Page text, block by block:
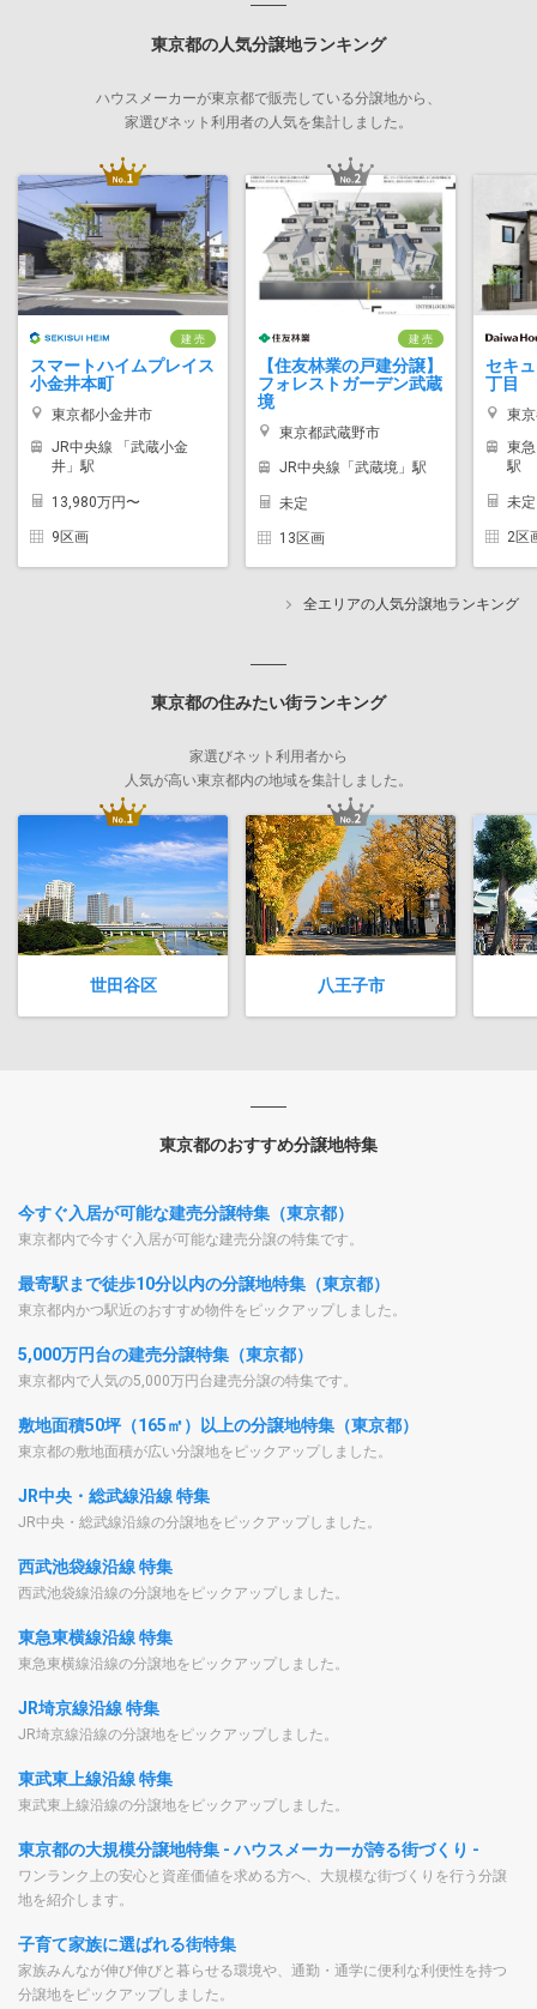
東京都の人気分譲地ランキング
ハウスメーカーが東京都で販売している分譲地から、
家選びネット利用者の人気を集計しました。
建 売
スマートハイムプレイス
小金井本町
東京都小金井市
JR中央線 「武蔵小金
井」駅
13,980万円〜
9区画
建 売
【住友林業の戸建分譲】
フォレストガーデン武蔵
境
東京都武蔵野市
JR中央線「武蔵境」駅
未定
13区画
セキ
丁目
東
東
駅
未定
2区
全エリアの人気分譲地ランキング
東京都の住みたい街ランキング
家選びネット利用者から
人気が高い東京都内の地域を集計しました。
世田谷区 八王子市
東京都のおすすめ分譲地特集
今すぐ入居が可能な建売分譲特集（東京都）
東京都内で今すぐ入居が可能な建売分譲の特集です。
最寄駅まで徒歩10分以内の分譲地特集（東京都）
東京都内かつ駅近のおすすめ物件をピックアップしました。
5,000万円台の建売分譲特集（東京都）
東京都内で人気の5,000万円台建売分譲の特集です。
敷地面積50坪（165㎡）以上の分譲地特集（東京都）
東京都の敷地面積が広い分譲地をピックアップしました。
JR中央・総武線沿線 特集
JR中央・総武線沿線の分譲地をピックアップしました。
西武池袋線沿線 特集
西武池袋線沿線の分譲地をピックアップしました。
東急東横線沿線 特集
東急東横線沿線の分譲地をピックアップしました。
JR埼京線沿線 特集
JR埼京線沿線の分譲地をピックアップしました。
東武東上線沿線 特集
東武東上線沿線の分譲地をピックアップしました。
東京都の大規模分譲地特集 - ハウスメーカーが誇る街づくり -
ワンランク上の安心と資産価値を求める方へ、大規模な街づくりを行う分譲
地を紹介します。
子育て家族に選ばれる街特集
家族みんなが伸び伸びと暮らせる環境や、通勤・通学に便利な利便性を持つ
分譲地をピックアップしました。